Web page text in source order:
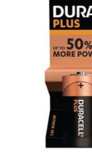
Contacta con nosotros